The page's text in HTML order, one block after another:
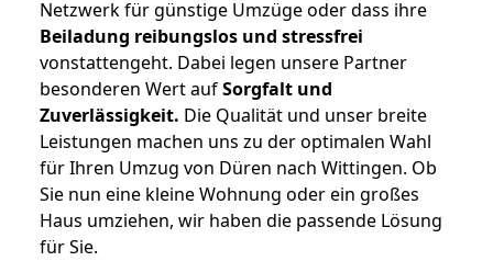
Netzwerk für günstige Umzüge oder dass ihre
Beiladung reibungslos und stressfrei
vonstattengeht. Dabei legen unsere Partner
besonderen Wert aufSorgfalt und
Zuverlässigkeit. Die Qualität und unser breite
Leistungen machen uns zu der optimalen Wahl
für Ihren Umzug von Düren nach Wittingen. Ob
Sie nun eine kleine Wohnung oder ein großes
Haus umziehen, wir haben die passende Lösung
für Sie.